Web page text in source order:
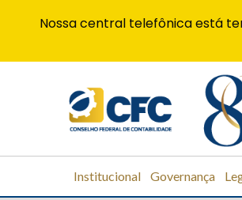
Institucional Governança
Nossa central telefônica está